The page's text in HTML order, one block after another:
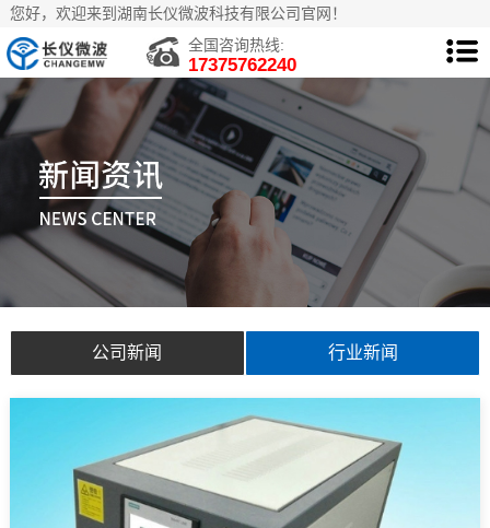
您好，欢迎来到湖南长仪微波科技有限公司官网！
全国咨询热线:
17375762240
公司新闻 行业新闻